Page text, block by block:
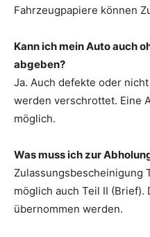
Fahrzeugpapiere können
Kann ich mein Auto auch
abgeben?
Ja. Auch defekte oder
werden verschrottet. Eine
möglich.
Was muss ich zur
Zulassungsbescheinigung
möglich auch Teil II
übernommen werden.